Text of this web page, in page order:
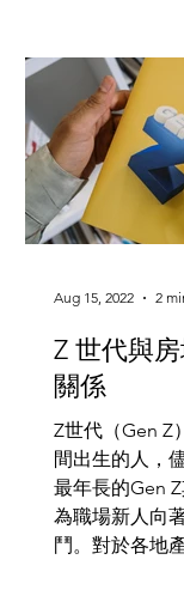
Z 世代與
關係
Z世代（Gen Z
間出生的人，
最年長的Gen Z
為職場新人向
鬥。對於各地
Aug 15, 2022 2